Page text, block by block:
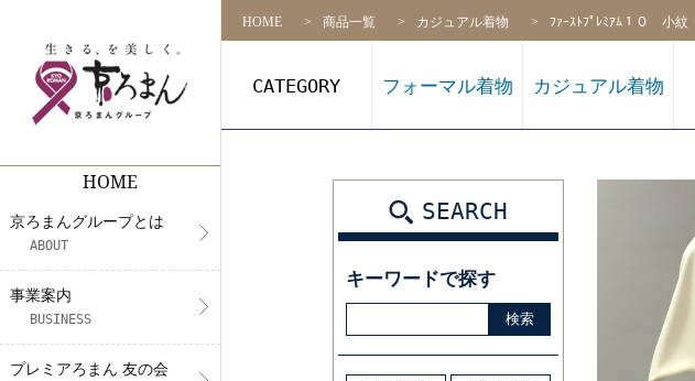
HOME
京ろまんグループとは
ABOUT
未来プロジェクト
事業案内
BUSINESS
フォトスタジオ&振袖レンタル・販売
プレミアろまん 友の会
アプリ会員契約約款（会則）
メディア情報
社員インタビュー
HOME 商品一覧 カジュアル着物 ﾌｧｰｽﾄﾌﾟﾚﾐｱﾑ１０ 小紋
CATEGORY フォーマル着物 カジュアル着物
SEARCH
キーワードで探す
検索